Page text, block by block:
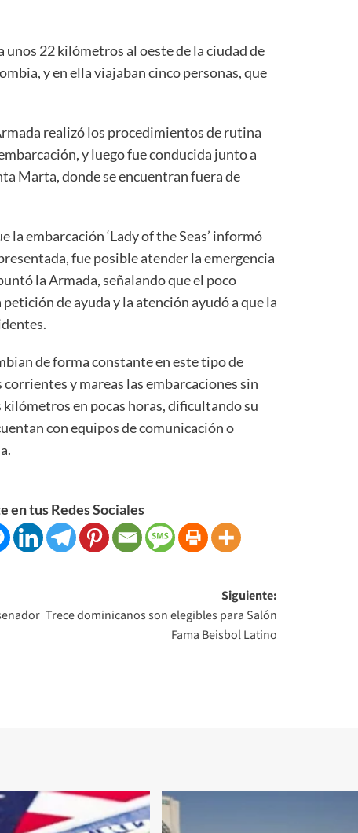
unos 22 kilómetros al oeste de la ciudad de
y en ella viajaban cinco personas, que
realizó los procedimientos de rutina
y luego fue conducida junto a
Marta, donde se encuentran fuera de
la embarcación ‘Lady of the Seas’ informó
fue posible atender la emergencia
la Armada, señalando que el poco
de ayuda y la atención ayudó a que la
de forma constante en este tipo de
y mareas las embarcaciones sin
en pocas horas, dificultando su
con equipos de comunicación o
en tus Redes Sociales
Siguiente:
Trece dominicanos son elegibles para Salón
Fama Beisbol Latino